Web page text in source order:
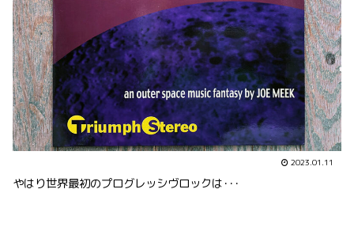
2023.01.11
やはり世界最初のプログレッシヴロックは･･･